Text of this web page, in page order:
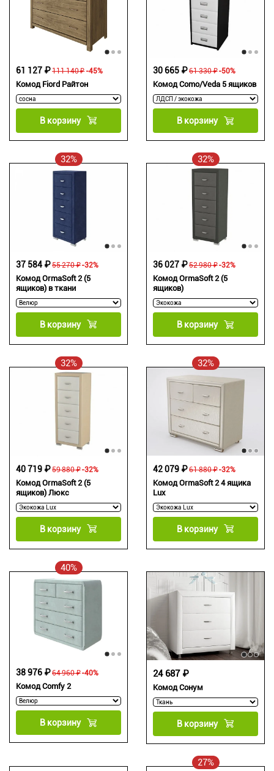
Комод Fiord Райтон
111 140 ₽
61 127 ₽ -45%
В корзину
Комод Como/Veda 5 ящиков
61 330 ₽
30 665 ₽ -50%
В корзину
32%
Комод OrmaSoft 2 (5
ящиков) в ткани
55 270 ₽
37 584 ₽ -32%
В корзину
32%
Комод OrmaSoft 2 (5
ящиков)
52 980 ₽
36 027 ₽ -32%
В корзину
32%
Комод OrmaSoft 2 (5
ящиков) Люкс
59 880 ₽
40 719 ₽ -32%
В корзину
32%
Комод OrmaSoft 2 4 ящика
Lux
61 880 ₽
42 079 ₽ -32%
В корзину
40%
Комод Comfy 2
64 960 ₽
38 976 ₽ -40%
В корзину
Комод Сонум
24 687 ₽
В корзину
27%